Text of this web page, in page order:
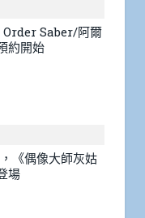
Order Saber/阿爾
約開始
《偶像大師灰姑
場